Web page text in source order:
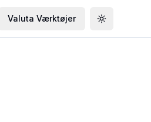
Valuta Værktøjer Toggle